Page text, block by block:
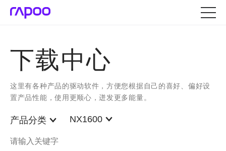
下载中心
这里有各种产品的驱动软件，方便您根据自己的喜好、偏好设
置产品性能，使用更顺心，迸发更多能量。
产品分类 NX1600